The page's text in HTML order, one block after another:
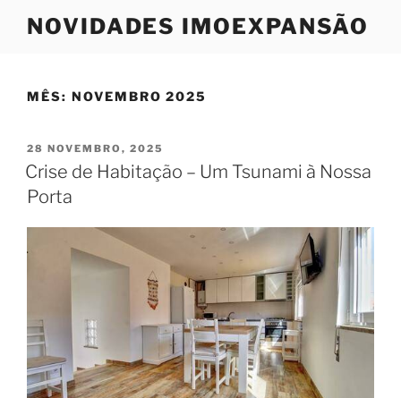
NOVIDADES IMOEXPANSÃO
MÊS: NOVEMBRO 2025
PUBLICADO
EM
28 NOVEMBRO, 2025
Crise de Habitação – Um Tsunami à Nossa
Porta